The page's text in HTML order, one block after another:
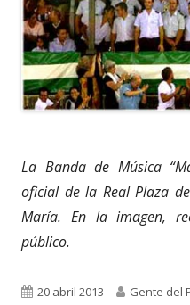
La Banda de Música
oficial de la Real Plaza
María. En la imagen,
público.
Publicado
20 abril 2013 Autor
Gente del